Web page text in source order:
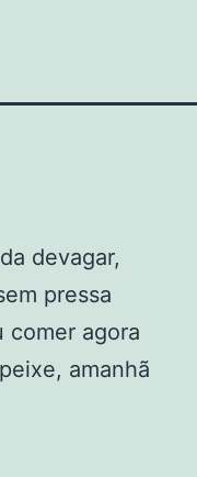
devagar,
pressa
comer agora
amanhã